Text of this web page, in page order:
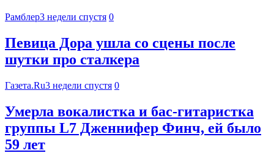
Рамблер3 недели спустя 0
Певица Дора ушла со сцены после
шутки про сталкера
Газета.Ru3 недели спустя 0
Умерла вокалистка и бас-гитаристка
группы L7 Дженнифер Финч, ей было
59 лет